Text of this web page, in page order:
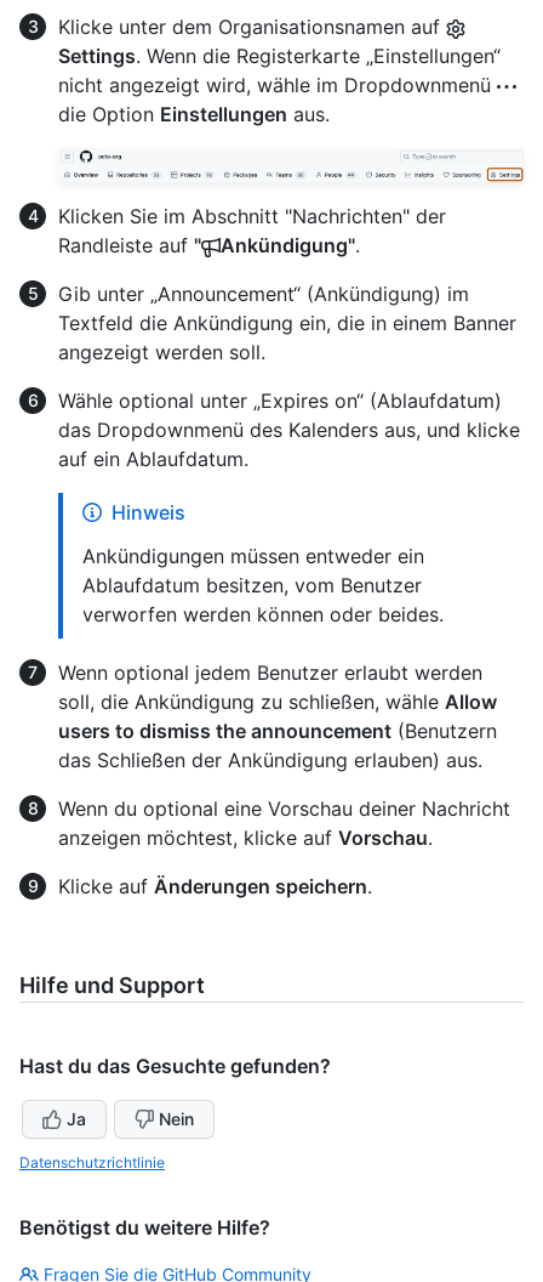
Klicke unter dem Organisationsnamen auf
Settings. Wenn die Registerkarte „Einstellungen“
nicht angezeigt wird, wähle im Dropdownmenü
die Option Einstellungen aus.
Klicken Sie im Abschnitt "Nachrichten" der
Randleiste auf " Ankündigung".
Gib unter „Announcement“ (Ankündigung) im
Textfeld die Ankündigung ein, die in einem Banner
angezeigt werden soll.
Wähle optional unter „Expires on“ (Ablaufdatum)
das Dropdownmenü des Kalenders aus, und klicke
auf ein Ablaufdatum.
Hinweis
Ankündigungen müssen entweder ein
Ablaufdatum besitzen, vom Benutzer
verworfen werden können oder beides.
Wenn optional jedem Benutzer erlaubt werden
soll, die Ankündigung zu schließen, wähle Allow
users to dismiss the announcement (Benutzern
das Schließen der Ankündigung erlauben) aus.
Wenn du optional eine Vorschau deiner Nachricht
anzeigen möchtest, klicke auf Vorschau.
Klicke auf Änderungen speichern.
Hilfe und Support
Hast du das Gesuchte gefunden?
Ja Nein
Datenschutzrichtlinie
Benötigst du weitere Hilfe?
Fragen Sie die GitHub Community